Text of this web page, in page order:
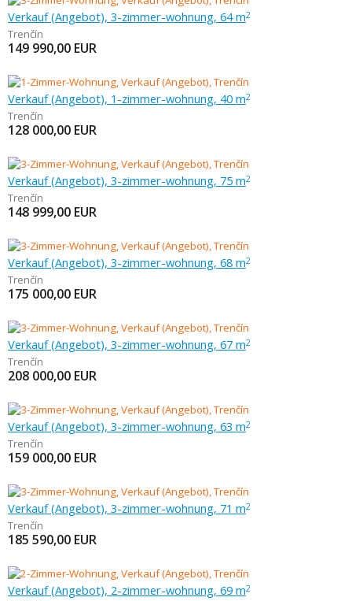
Verkauf (Angebot), 3-zimmer-wohnung, 64 m2
Trenčín
149 990,00 EUR
Verkauf (Angebot), 1-zimmer-wohnung, 40 m2
Trenčín
128 000,00 EUR
Verkauf (Angebot), 3-zimmer-wohnung, 75 m2
Trenčín
148 999,00 EUR
Verkauf (Angebot), 3-zimmer-wohnung, 68 m2
Trenčín
175 000,00 EUR
Verkauf (Angebot), 3-zimmer-wohnung, 67 m2
Trenčín
208 000,00 EUR
Verkauf (Angebot), 3-zimmer-wohnung, 63 m2
Trenčín
159 000,00 EUR
Verkauf (Angebot), 3-zimmer-wohnung, 71 m2
Trenčín
185 590,00 EUR
Verkauf (Angebot), 2-zimmer-wohnung, 69 m2